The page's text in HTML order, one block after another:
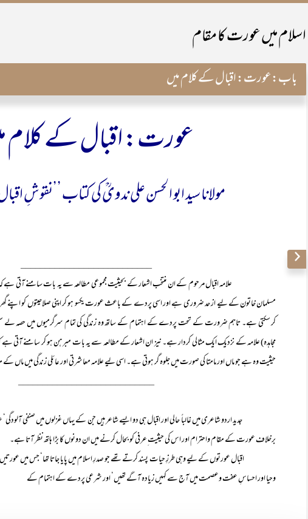
اسلام میں عورت کا مقام
باب:عورت: اقبال کے کلام میں
عورت: اقبال کے کلام
مولانا سید ابو الحسن علی ندویؒ کی کتاب ’’نقوشِ
___________________________
علامہ اقبال مرحوم کے ان منتخب اشعار کے بحیثیت مجموعی مطالعہ سے یہ بات سامنے آتی ہے
مسلمان خاتون کے لیے از حد ضروری ہے اور اسی پردے کے باعث عورت یکسو ہو کر اپنی صلاحیتوں کو اپنے گھر اور
کر سکتی ہے۔ تاہم ضرورت کے تحت پردے کے اہتمام کے ساتھ وہ زندگی کی تمام سرگرمیوں میں حصہ لے
مجاہدہ) علامہ کے نزدیک ایک مثالی کردار ہے۔ نیز ان اشعار کے مطالعہ سے یہ بات مبرہن ہو کر سامنے
حیثیت وہ ہے جو ماں اور مامتا کی صورت میں جلوہ گر ہوتی ہے۔ اسی لیے علامہ معاشرتی اور عائلی زندگی میں ماں
____________________________
جدید اردو شاعری میں غالباً حالی اور اقبال ہی دو ایسے شاعر ہیں جن کے یہاں غزلوں میں صنفی آلودگی‘
برخلاف عورت کے مقام واحترام اور اس کی حیثیت ِعرفی کو بحال کرنے میں ان دونوں کا بڑا ہاتھ نظر آتا ہے۔
اقبال عورتوں کے لیے وہی طرزِ حیات پسند کرتے تھے جو صدرِ اسلام میں پایا جاتا تھا‘ جس میں
وحیا اور احساسِ عفت وعصمت میں آج سے کہیں زیادہ آگے تھیں‘ اور شرعی پردے کے اہتمام کے